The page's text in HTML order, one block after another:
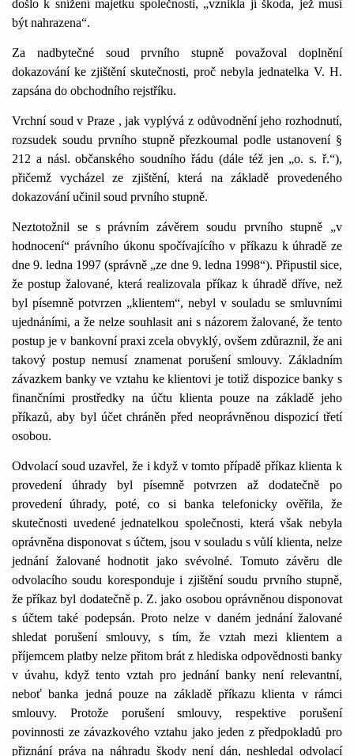
došlo k snížení majetku společnosti, „vznikla jí škoda, jež musí
být nahrazena“.
Za nadbytečné soud prvního stupně považoval doplnění
dokazování ke zjištění skutečnosti, proč nebyla jednatelka V. H.
zapsána do obchodního rejstříku.
Vrchní soud v Praze , jak vyplývá z odůvodnění jeho rozhodnutí,
rozsudek soudu prvního stupně přezkoumal podle ustanovení §
21 2 a násl. občanského soudního řádu (dále též jen „o. s. ř.“),
přičemž vycházel ze zjištění, která na základě provedeného
dokazování učinil soud prvního stupně.
Neztotožnil se s právním závěrem soudu prvního stupně „v
hodnocení“ právního úkonu spočívajícího v příkazu k úhradě ze
dne 9. ledna 1997 (správně „ze dne 9. ledna 1998“). Připustil sice,
že postup žalované, která realizovala příkaz k úhradě dříve, než
byl písemně potvrzen „klientem“, nebyl v souladu se smluvními
ujednáními, a že nelze souhlasit ani s názorem žalované, že tento
postup je v bankovní praxi zcela obvyklý, ovšem zdůraznil, že ani
takový postup nemusí znamenat porušení smlouvy. Základním
závazkem banky ve vztahu ke klientovi je totiž dispozice banky s
finančními prostředky na účtu klienta pouze na základě jeho
příkazů, aby byl účet chráněn před neoprávněnou dispozicí třetí
osobou.
Odvolací soud uzavřel, že i když v tomto případě příkaz klienta k
provedení úhrady byl písemně potvrzen až dodatečně po
provedení úhrady, poté, co si banka telefonicky ověřila, že
skutečnosti uvedené jednatelkou společnosti, která však nebyla
oprávněna disponovat s účtem, jsou v souladu s vůlí klienta, nelze
jednání žalované hodnotit jako svévolné. Tomuto závěru dle
odvolacího soudu koresponduje i zjištění soudu prvního stupně,
že příkaz byl dodatečně p. Z. jako osobou oprávněnou disponovat
s účtem také podepsán. Proto nelze v daném jednání žalované
shledat porušení smlouvy, s tím, že vztah mezi klientem a
příjemcem platby nelze přitom brát z hlediska odpovědnosti banky
v úvahu, když tento vztah pro jednání banky není relevantní,
neboť banka jedná pouze na základě příkazu klienta v rámci
smlouvy. Protože porušení smlouvy, respektive porušení
povinnosti ze závazkového vztahu jako jeden z předpokladů pro
přiznání práva na náhradu škody není dán, neshledal odvolací